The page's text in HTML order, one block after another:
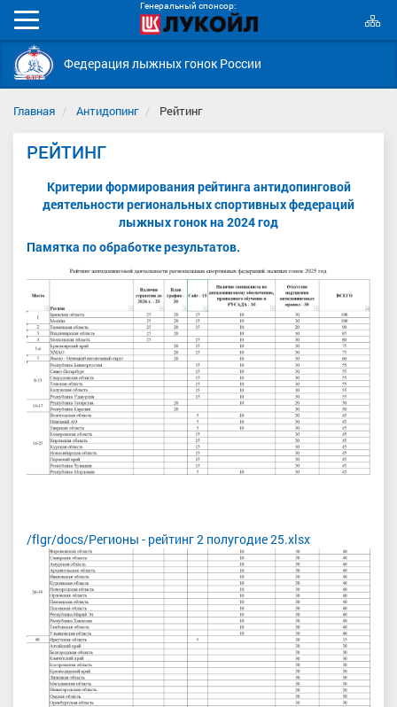
Генеральный спонсор:
Мобильное
меню
Федерация лыжных гонок России
Главная Антидопинг Рейтинг
РЕЙТИНГ
Критерии формирования рейтинга антидопинговой
деятельности региональных спортивных федераций
лыжных гонок на 2024 год
Памятка по обработке результатов.
/flgr/docs/Регионы - рейтинг 2 полугодие 25.xlsx